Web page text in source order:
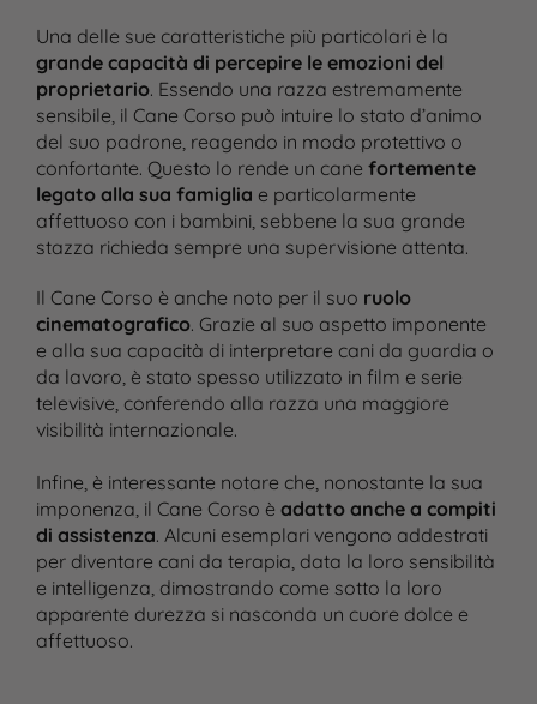
Una delle sue caratteristiche più particolari è la
grande capacità di percepire le emozioni del
proprietario. Essendo una razza estremamente
sensibile, il Cane Corso può intuire lo stato d’animo
del suo padrone, reagendo in modo protettivo o
confortante. Questo lo rende un cane fortemente
legato alla sua famiglia e particolarmente
affettuoso con i bambini, sebbene la sua grande
stazza richieda sempre una supervisione attenta.
Il Cane Corso è anche noto per il suo ruolo
cinematografico. Grazie al suo aspetto imponente
e alla sua capacità di interpretare cani da guardia o
da lavoro, è stato spesso utilizzato in film e serie
televisive, conferendo alla razza una maggiore
visibilità internazionale.
Infine, è interessante notare che, nonostante la sua
imponenza, il Cane Corso è adatto anche a compiti
di assistenza. Alcuni esemplari vengono addestrati
per diventare cani da terapia, data la loro sensibilità
e intelligenza, dimostrando come sotto la loro
apparente durezza si nasconda un cuore dolce e
affettuoso.